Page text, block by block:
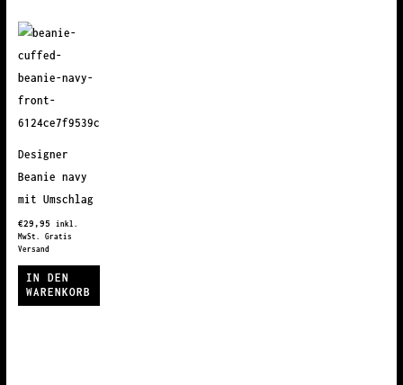
Designer
Beanie navy
mit Umschlag
€29,95
inkl.
MwSt. Gratis
Versand
IN DEN
WARENKORB